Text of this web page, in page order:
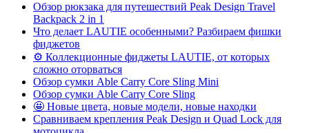
Обзор рюкзака для путешествий Peak Design Travel
Backpack 2 in 1
Что делает LAUTIE особенными? Разбираем фишки
фиджетов
⚙️ Коллекционные фиджеты LAUTIE, от которых
сложно оторваться
Обзор сумки Able Carry Core Sling Mini
Обзор сумки Able Carry Core Sling
🤩 Новые цвета, новые модели, новые находки
Сравниваем крепления Peak Design и Quad Lock для